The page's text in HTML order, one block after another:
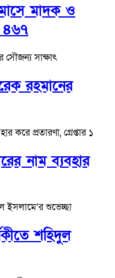
মাসে মাদক ও
৪৬৭
রহমানের
নাম ব্যবহার
শহিদুল